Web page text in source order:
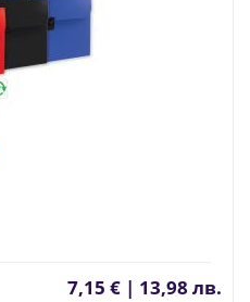
7,15 € | 13,98 лв.